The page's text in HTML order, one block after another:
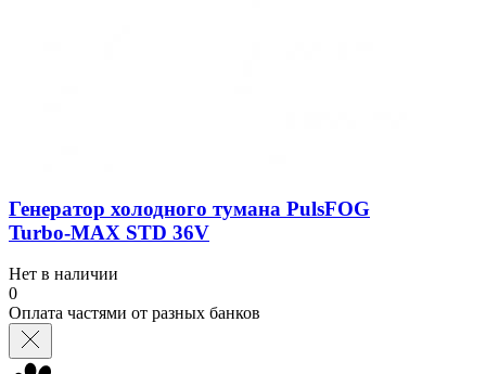
Генератор холодного тумана PulsFOG
Turbo-MAX STD 36V
Нет в наличии
0
Оплата частями от разных банков